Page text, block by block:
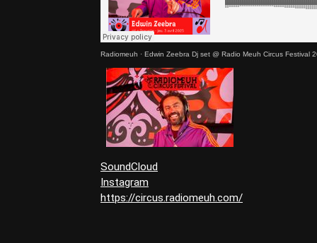
Radiomeuh · Edwin Zeebra Dj set @ Radio Meuh Circus Festival
SoundCloud
Instagram
https://circus.radiomeuh.com/